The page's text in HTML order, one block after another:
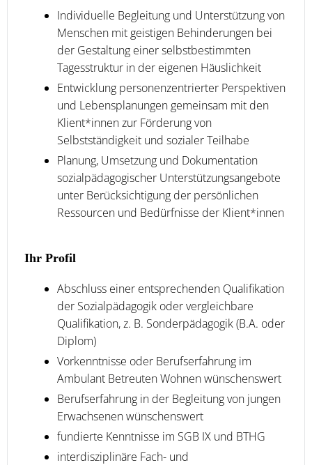
Individuelle Begleitung und Unterstützung von
Menschen mit geistigen Behinderungen bei
der Gestaltung einer selbstbestimmten
Tagesstruktur in der eigenen Häuslichkeit
Entwicklung personenzentrierter Perspektiven
und Lebensplanungen gemeinsam mit den
Klient*innen zur Förderung von
Selbstständigkeit und sozialer Teilhabe
Planung, Umsetzung und Dokumentation
sozialpädagogischer Unterstützungsangebote
unter Berücksichtigung der persönlichen
Ressourcen und Bedürfnisse der Klient*innen
Ihr Profil
Abschluss einer entsprechenden Qualifikation
der Sozialpädagogik oder vergleichbare
Qualifikation, z. B. Sonderpädagogik (B.A. oder
Diplom)
Vorkenntnisse oder Berufserfahrung im
Ambulant Betreuten Wohnen wünschenswert
Berufserfahrung in der Begleitung von jungen
Erwachsenen wünschenswert
fundierte Kenntnisse im SGB IX und BTHG
interdisziplinäre Fach- und